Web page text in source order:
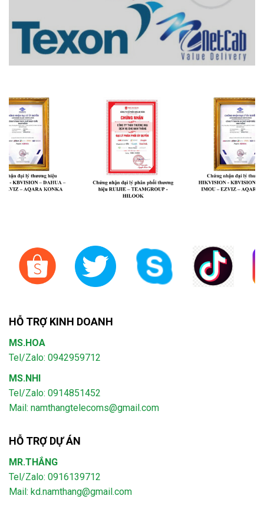
HỖ TRỢ KINH DOANH
MS.HOA
Tel/Zalo: 0942959712
MS.NHI
Tel/Zalo: 0914851452
Mail: namthangtelecoms@gmail.com
HỖ TRỢ DỰ ÁN
MR.THẮNG
Tel/Zalo: 0916139712
Mail: kd.namthang@gmail.com